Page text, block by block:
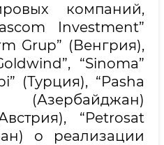
компаний,
Investment”
Grup” (Венгрия),
“Sinoma”
(Турция), “Pasha
(Азербайджан)
“Petrosat
о реализации